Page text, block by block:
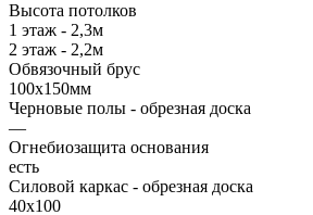
Высота потолков
1 этаж - 2,3м
2 этаж - 2,2м
Обвязочный брус
100х150мм
Черновые полы - обрезная доска
—
Огнебиозащита основания
есть
Силовой каркас - обрезная доска
40х100